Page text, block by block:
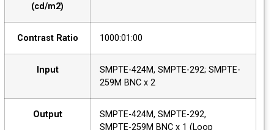
(cd/m2)
Contrast Ratio 1000:01:00
Input
SMPTE-424M, SMPTE-292; SMPTE-
259M BNC x 2
Output
SMPTE-424M, SMPTE-292,
SMPTE-259M BNC x 1 (Loop